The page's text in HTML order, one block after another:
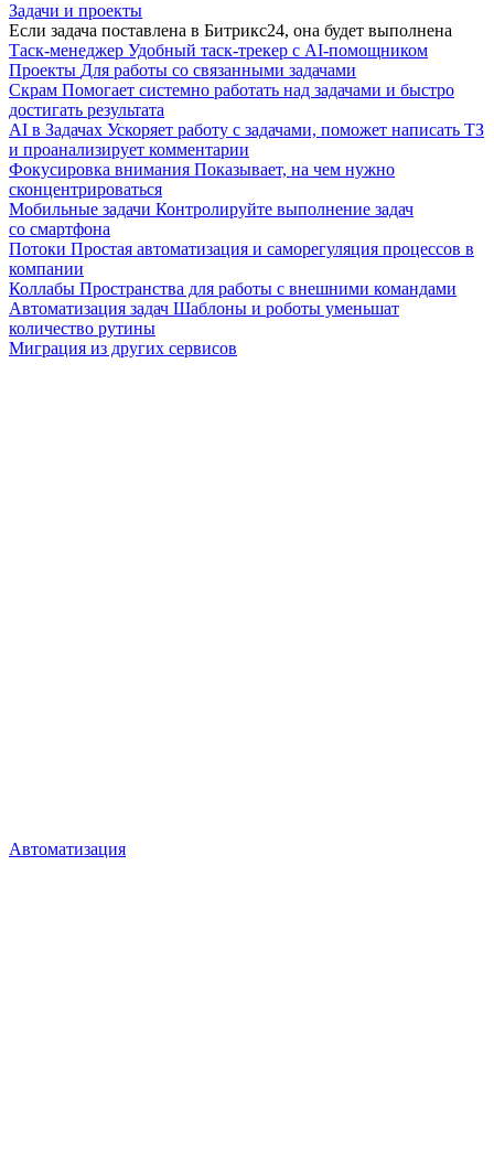
Задачи и проекты
Если задача поставлена в Битрикс24, она будет выполнена
Таск-менеджер Удобный таск-трекер с AI-помощником
Проекты Для работы со связанными задачами
Скрам Помогает системно работать над задачами и быстро
достигать результата
AI в Задачах Ускоряет работу с задачами, поможет написать ТЗ
и проанализирует комментарии
Фокусировка внимания Показывает, на чем нужно
сконцентрироваться
Мобильные задачи Контролируйте выполнение задач
со смартфона
Потоки Простая автоматизация и саморегуляция процессов в
компании
Коллабы Пространства для работы с внешними командами
Автоматизация задач Шаблоны и роботы уменьшат
количество рутины
Миграция из других сервисов
Автоматизация